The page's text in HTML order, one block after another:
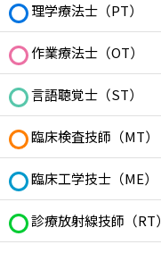
理学療法士（PT）
作業療法士（OT）
言語聴覚士（ST）
臨床検査技師（MT）
臨床工学技士（ME）
診療放射線技師（RT）